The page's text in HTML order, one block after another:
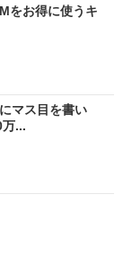
をお得に使うキ
マス目を書い
...